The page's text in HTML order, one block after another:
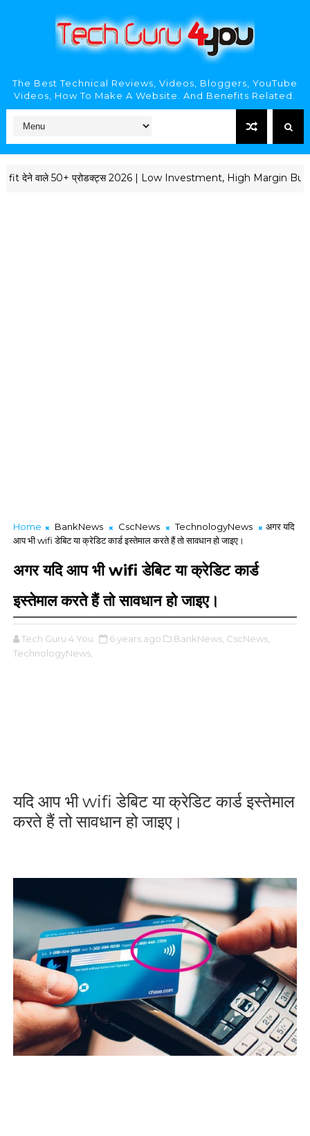
The Best Technical Reviews, Videos, Bloggers, YouTube
Videos, How To Make A Website. And Benefits Related.
50+ प्रोडक्ट्स 2026 | Low Investment, High Margin Business
Home BankNews CscNews TechnologyNews
अगर यदि
आप भी wifi डेबिट या क्रेडिट कार्ड इस्तेमाल करते हैं तो सावधान हो जाइए।
अगर यदि आप भी wifi डेबिट या क्रेडिट कार्ड
इस्तेमाल करते हैं तो सावधान हो जाइए।
Tech Guru 4 You 6 years ago BankNews, CscNews,
TechnologyNews,
यदि आप भी wifi डेबिट या क्रेडिट कार्ड इस्तेमाल
करते हैं तो सावधान हो जाइए।